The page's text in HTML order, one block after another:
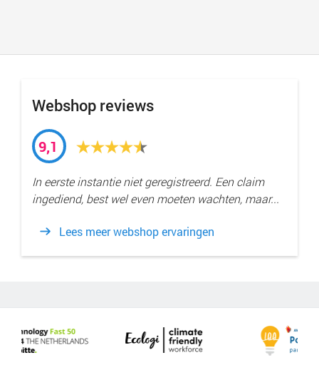
Webshop reviews
9,1
In eerste instantie niet geregistreerd. Een claim
ingediend, best wel even moeten wachten, maar...
Lees meer webshop ervaringen